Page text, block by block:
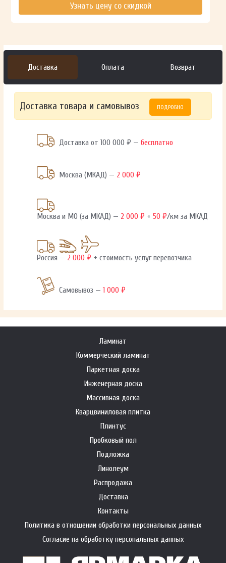
Узнать цену со скидкой
Доставка Оплата Возврат
Доставка товара и самовывоз ПОДРОБНО
Доставка от 100 000 ₽ —бесплатно
Москва (МКАД) — 2 000 ₽
Москва и МО (за МКАД) — 2 000 ₽ +50 ₽/км за МКАД
Россия — 2 000 ₽ + стоимость услуг перевозчика
Самовывоз —1 000 ₽
Ламинат
Коммерческий ламинат
Паркетная доска
Инженерная доска
Массивная доска
Кварцвиниловая плитка
Плинтус
Пробковый пол
Подложка
Линолеум
Распродажа
Доставка
Контакты
Политика в отношении обработки персональных данных
Согласие на обработку персональных данных